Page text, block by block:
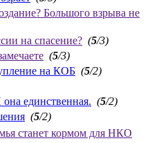
Большого взрыва не
на спасение? (5/3)
(5/3)
на КОБ (5/2)
единственная. (5/2)
(5/2)
станет кормом для НКО